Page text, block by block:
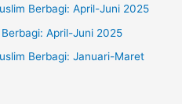
Berbagi: April-Juni 2025
April-Juni 2025
Berbagi: Januari-Maret